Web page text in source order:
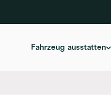
Fahrzeug ausstatten